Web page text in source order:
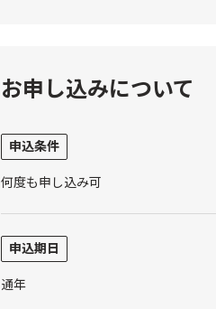
お申し込みについて
申込条件
何度も申し込み可
申込期日
通年